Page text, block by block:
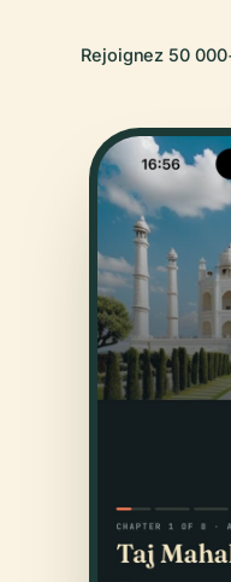
Rejoignez 50